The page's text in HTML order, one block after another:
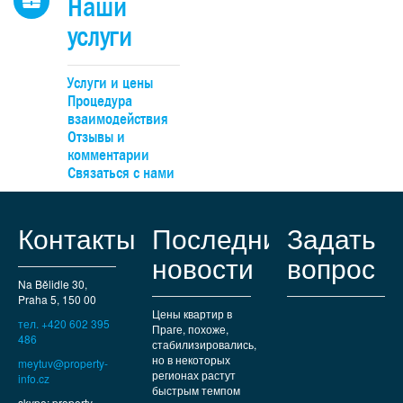
Наши
услуги
Услуги и цены
Процедура
взаимодействия
Отзывы и
комментарии
Связаться с нами
Контакты
Na Bělidle 30,
Praha 5, 150 00
тел. +420 602 395
486
meytuv@property-
info.cz
Последние
новости
Цены квартир в
Праге, похоже,
стабилизировались,
но в некоторых
регионах растут
быстрым темпом
Задать
вопрос